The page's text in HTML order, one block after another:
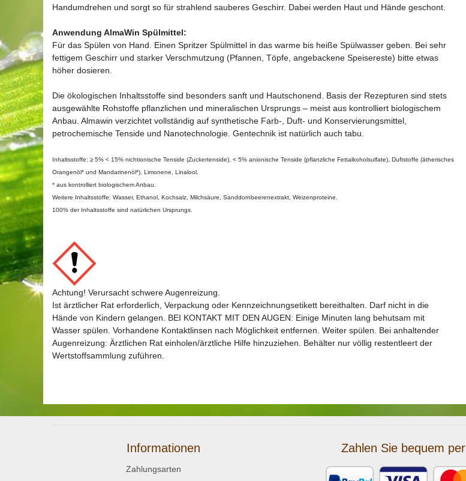
Handumdrehen und sorgt so für strahlend sauberes Geschirr. Dabei werden Haut und Hände geschont.
Anwendung AlmaWin Spülmittel:
Für das Spülen von Hand. Einen Spritzer Spülmittel in das warme bis heiße Spülwasser geben. Bei sehr
fettigem Geschirr und starker Verschmutzung (Pfannen, Töpfe, angebackene Speisereste) bitte etwas
höher dosieren.
Die ökologischen Inhaltsstoffe sind besonders sanft und Hautschonend. Basis der Rezepturen sind stets
ausgewählte Rohstoffe pflanzlichen und mineralischen Ursprungs – meist aus kontrolliert biologischem
Anbau. Almawin verzichtet vollständig auf synthetische Farb-, Duft- und Konservierungsmittel,
petrochemische Tenside und Nanotechnologie. Gentechnik ist natürlich auch tabu.
Inhaltsstoffe: ≥ 5% < 15% nichtionische Tenside (Zuckertenside), < 5% anionische Tenside (pflanzliche Fettalkoholsulfate), Duftstoffe (ätherisches
Orangenöl* und Mandarinenöl*), Limonene, Linalool.
* aus kontrolliert biologischem Anbau.
Weitere Inhaltsstoffe: Wasser, Ethanol, Kochsalz, Milchsäure, Sanddornbeerenextrakt, Weizenproteine.
100% der Inhaltsstoffe sind natürlichen Ursprungs.
Achtung! Verursacht schwere Augenreizung.
Ist ärztlicher Rat erforderlich, Verpackung oder Kennzeichnungsetikett bereithalten. Darf nicht in die
Hände von Kindern gelangen. BEI KONTAKT MIT DEN AUGEN: Einige Minuten lang behutsam mit
Wasser spülen. Vorhandene Kontaktlinsen nach Möglichkeit entfernen. Weiter spülen. Bei anhaltender
Augenreizung: Ärztlichen Rat einholen/ärztliche Hilfe hinzuziehen. Behälter nur völlig restentleert der
Wertstoffsammlung zuführen.
Informationen
Zahlungsarten
Zahlen Sie bequem per